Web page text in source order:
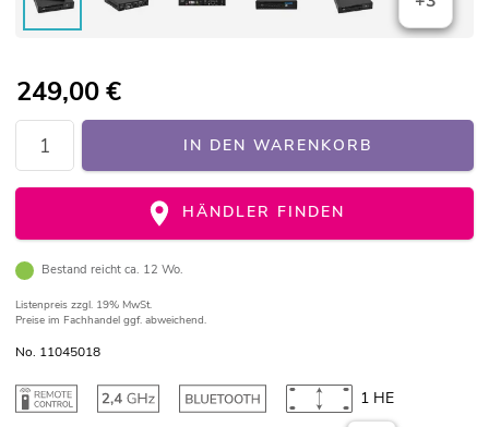
249,00€
IN DEN WARENKORB
HÄNDLER FINDEN
Bestand reicht ca. 12 Wo.
Listenpreis zzgl. 19% MwSt.
Preise im Fachhandel ggf. abweichend.
No. 11045018
1 HE